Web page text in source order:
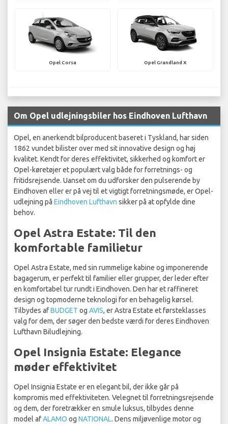
Opel Corsa Opel Grandland X
Om Opel udlejningsbiler hos Eindhoven Lufthavn
Opel, en anerkendt bilproducent baseret i Tyskland, har siden
1862 vundet bilister over med sit innovative design og høj
kvalitet. Kendt for deres effektivitet, sikkerhed og komfort er
Opel-køretøjer et populært valg både for forretnings- og
fritidsrejsende. Uanset om du udforsker den pulserende by
Eindhoven eller er på vej til et vigtigt forretningsmøde, er Opel-
udlejning på Eindhoven Lufthavn sikker på at opfylde dine
behov.
Opel Astra Estate: Til den
komfortable familietur
Opel Astra Estate, med sin rummelige kabine og imponerende
bagagerum, er perfekt til familier eller grupper, der leder efter
en komfortabel tur rundt i Eindhoven. Den har et raffineret
design og topmoderne teknologi for en behagelig kørsel.
Tilbydes afBUDGET og AVIS, er Astra Estate et førsteklasses
valg for dem, der søger den bedste værdi for deres Eindhoven
Lufthavn Biludlejning.
Opel Insignia Estate: Elegance
møder effektivitet
Opel Insignia Estate er en elegant bil, der ikke går på
kompromis med effektiviteten. Velegnet til forretningsrejsende
og dem, der foretrækker en smule luksus, tilbydes denne
model afALAMO og NATIONAL. Dens miljøvenlige motor og